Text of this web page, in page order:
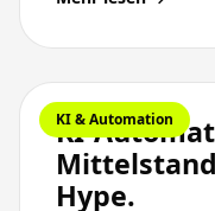
KI & Automation
KI-
Hype.